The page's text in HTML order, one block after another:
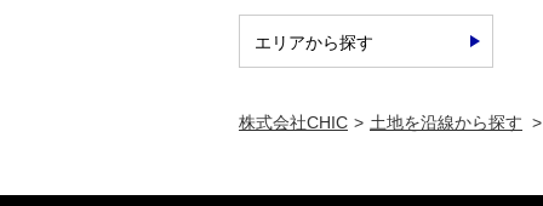
エリアから探す
株式会社CHIC 土地を沿線から探す